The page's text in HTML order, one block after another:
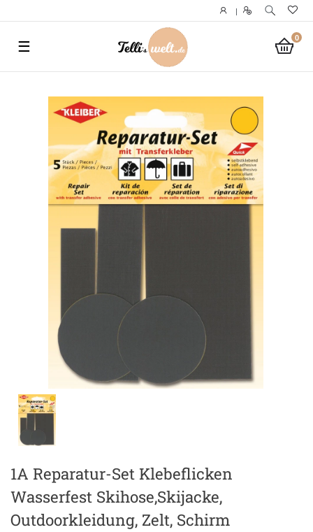
|
0
☰
1A Reparatur-Set Klebeflicken
Wasserfest Skihose,Skijacke,
Outdoorkleidung, Zelt, Schirm